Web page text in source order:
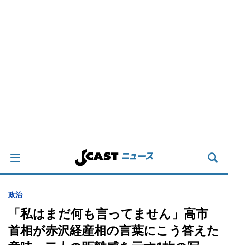
政治
「私はまだ何も言ってません」高市
首相が赤沢経産相の言葉にこう答えた